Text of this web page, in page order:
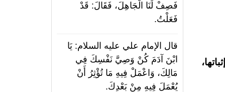
فَصِفْ لَنَا الْجَاهِلَ، فَقَالَ: قَدْ
فَعَلْتُ.
قال الإمام علي عليه السلام: يَا
ابْنَ آدَمَ كُنْ وَصِيَّ نَفْسِكَ فِي
مَالِكَ، وَاعْمَلْ فِيهِ مَا تُؤْثِرُ أَنْ
يُعْمَلَ فِيهِ مِنْ بَعْدِكَ.